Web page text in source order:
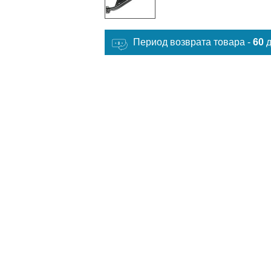
Период возврата товара - 60